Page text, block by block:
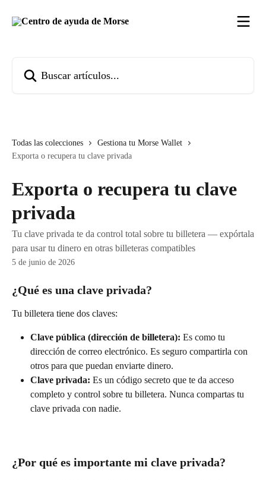
Todas las colecciones
Gestiona tu Morse Wallet
Exporta o recupera tu clave privada
Exporta o recupera tu clave
privada
Tu clave privada te da control total sobre tu billetera — expórtala
para usar tu dinero en otras billeteras compatibles
5 de junio de 2026
¿Qué es una clave privada?
Tu billetera tiene dos claves:
Clave pública (dirección de billetera): Es como tu
dirección de correo electrónico. Es seguro compartirla con
otros para que puedan enviarte dinero.
Clave privada: Es un código secreto que te da acceso
completo y control sobre tu billetera. Nunca compartas tu
clave privada con nadie.
¿Por qué es importante mi clave privada?